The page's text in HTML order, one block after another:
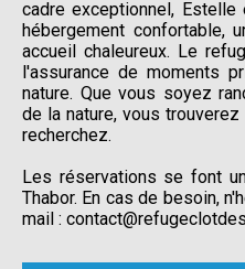
cadre exceptionnel,
hébergement confortable,
accueil chaleureux. Le
l'assurance de moments
nature. Que vous soyez
de la nature, vous
recherchez.
Les réservations se font
Thabor. En cas de besoin,
mail :